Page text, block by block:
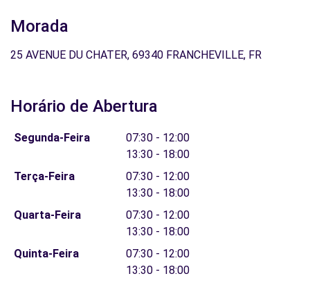
Morada
25 AVENUE DU CHATER, 69340 FRANCHEVILLE, FR
Horário de Abertura
Segunda-Feira
07:30 - 12:00
13:30 - 18:00
Terça-Feira
07:30 - 12:00
13:30 - 18:00
Quarta-Feira
07:30 - 12:00
13:30 - 18:00
Quinta-Feira
07:30 - 12:00
13:30 - 18:00